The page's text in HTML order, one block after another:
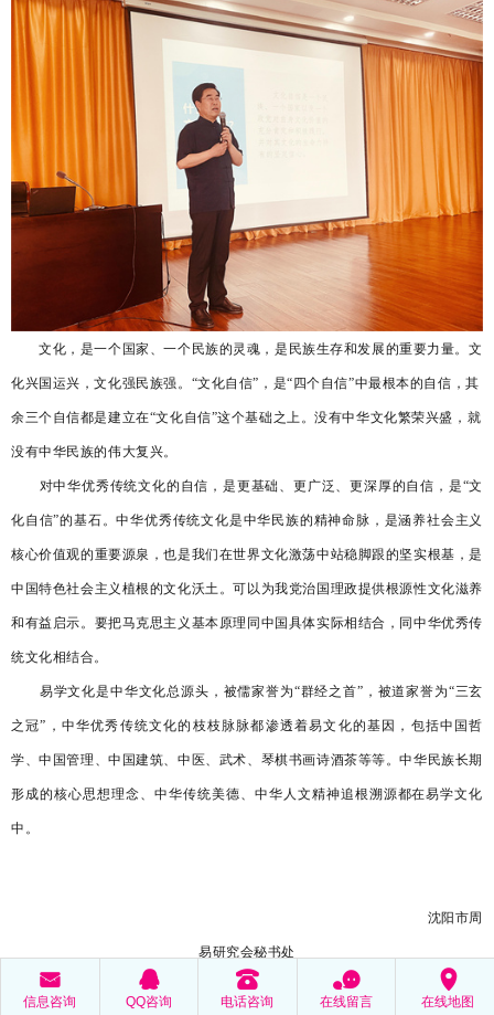
文化，是一个国家、一个民族的灵魂，是民族生存和发展的重要力量。文
化兴国运兴，文化强民族强。 “文化自信”，是“四个自信”中最根本的自信，其
余三个自信都是建立在“文化自信”这个基础之上。没有中华文化繁荣兴盛，就
没有中华民族的伟大复兴。
对中华优秀传统文化的自信，是更基础、更广泛、更深厚的自信，是“文
化自信”的基石。中华优秀传统文化是中华民族的精神命脉，是涵养社会主义
核心价值观的重要源泉，也是我们在世界文化激荡中站稳脚跟的坚实根基，是
中国特色社会主义植根的文化沃土。可以为我党治国理政提供根源性文化滋养
和有益启示。要把马克思主义基本原理同中国具体实际相结合，同中华优秀传
统文化相结合。
易学文化是中华文化总源头，被儒家誉为“群经之首”，被道家誉为“三玄
之冠”，中华优秀传统文化的枝枝脉脉都渗透着易文化的基因，包括中国哲
学、中国管理、中国建筑、中医、武术、琴棋书画诗酒茶等等。中华民族长期
形成的核心思想理念、中华传统美德、中华人文精神追根溯源都在易学文化
中。
沈阳市周
易研究会秘书处
󰄸
信息咨询
󰇇
QQ咨询
󰇯
电话咨询
󰂮
在线留言
󰅊
在线地图